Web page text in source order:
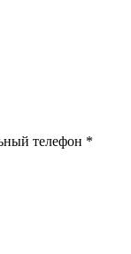
телефон *